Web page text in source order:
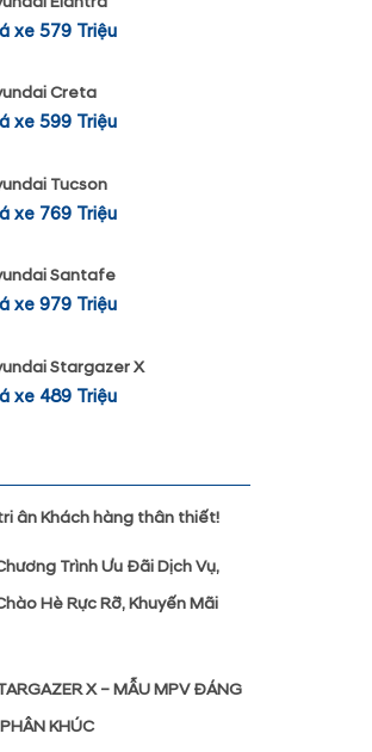
xe 579 Triệu
Creta
xe 599 Triệu
Tucson
xe 769 Triệu
Santafe
xe 979 Triệu
Stargazer X
xe 489 Triệu
ân Khách hàng thân thiết!
Trình Ưu Đãi Dịch Vụ,
Hè Rực Rỡ, Khuyến Mãi
X – MẪU MPV ĐÁNG
KHÚC